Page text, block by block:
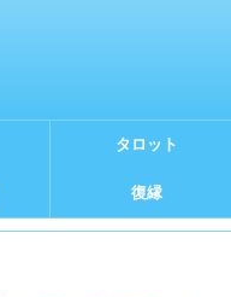
タロット
復縁